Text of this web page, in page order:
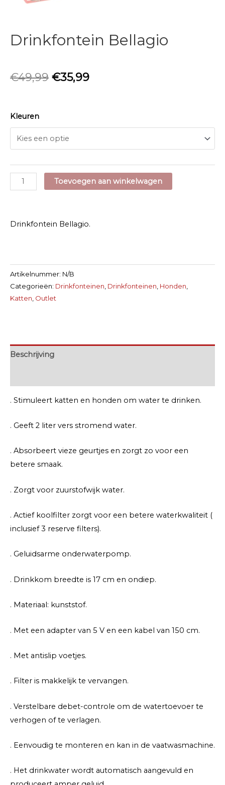
Drinkfontein Bellagio
€49,99 €35,99
Kleuren
Drinkfontein
Bellagio
Toevoegen aan winkelwagen
Drinkfontein Bellagio.
Artikelnummer: N/B
Categorieën: Drinkfonteinen, Drinkfonteinen, Honden,
Katten, Outlet
Beschrijving
. Stimuleert katten en honden om water te drinken.
. Geeft 2 liter vers stromend water.
. Absorbeert vieze geurtjes en zorgt zo voor een
betere smaak.
. Zorgt voor zuurstofwijk water.
. Actief koolfilter zorgt voor een betere waterkwaliteit (
inclusief 3 reserve filters).
. Geluidsarme onderwaterpomp.
. Drinkkom breedte is 17 cm en ondiep.
. Materiaal: kunststof.
. Met een adapter van 5 V en een kabel van 150 cm.
. Met antislip voetjes.
. Filter is makkelijk te vervangen.
. Verstelbare debet-controle om de watertoevoer te
verhogen of te verlagen.
. Eenvoudig te monteren en kan in de vaatwasmachine.
. Het drinkwater wordt automatisch aangevuld en